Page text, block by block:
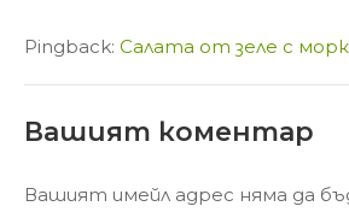
Pingback: Салата от зеле с
Вашият коментар
Вашият имейл адрес няма да